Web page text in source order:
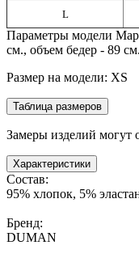
L
Параметры модели
см., объем бедер - 89
Размер на модели: XS
Таблица размеров
Замеры изделий могут
Характеристики
Состав:
95% хлопок, 5%
Бренд:
DUMAN